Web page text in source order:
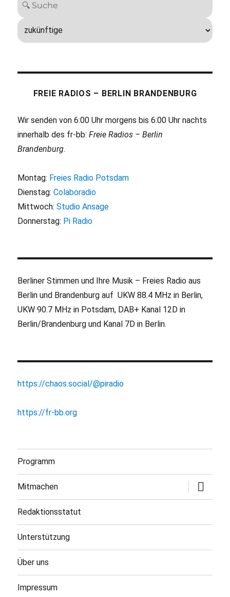
FREIE RADIOS – BERLIN BRANDENBURG
Wir senden von 6:00 Uhr morgens bis 6:00 Uhr nachts
innerhalb des fr-bb:Freie Radios – Berlin
Brandenburg.
Montag: Freies Radio Potsdam
Dienstag:Colaboradio
Mittwoch:Studio Ansage
Donnerstag: Pi Radio
Berliner Stimmen und Ihre Musik – Freies Radio aus
Berlin und Brandenburg auf UKW 88.4 MHz in Berlin,
UKW 90.7 MHz in Potsdam, DAB+ Kanal 12D in
Berlin/Brandenburg und Kanal 7D in Berlin.
https://chaos.social/@piradio
https://fr-bb.org
Programm
Mitmachen
öffnen
Redaktionsstatut
Unterstützung
Über uns
Impressum